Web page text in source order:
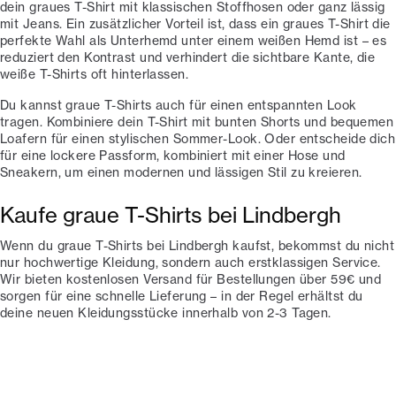
dein graues T-Shirt mit klassischen Stoffhosen oder ganz lässig
mit Jeans. Ein zusätzlicher Vorteil ist, dass ein graues T-Shirt die
perfekte Wahl als Unterhemd unter einem weißen Hemd ist – es
reduziert den Kontrast und verhindert die sichtbare Kante, die
weiße T-Shirts oft hinterlassen.
Du kannst graue T-Shirts auch für einen entspannten Look
tragen. Kombiniere dein T-Shirt mit bunten Shorts und bequemen
Loafern für einen stylischen Sommer-Look. Oder entscheide dich
für eine lockere Passform, kombiniert mit einer Hose und
Sneakern, um einen modernen und lässigen Stil zu kreieren.
Kaufe graue T-Shirts bei Lindbergh
Wenn du graue T-Shirts bei Lindbergh kaufst, bekommst du nicht
nur hochwertige Kleidung, sondern auch erstklassigen Service.
Wir bieten kostenlosen Versand für Bestellungen über 59€ und
sorgen für eine schnelle Lieferung – in der Regel erhältst du
deine neuen Kleidungsstücke innerhalb von 2-3 Tagen.